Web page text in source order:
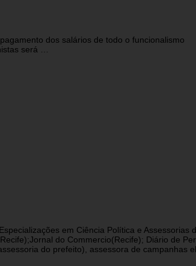
dos salários de todo o funcionalismo
será …
em Ciência Política e
do Commercio(Recife); Diário de
do prefeito), assessora de campanhas